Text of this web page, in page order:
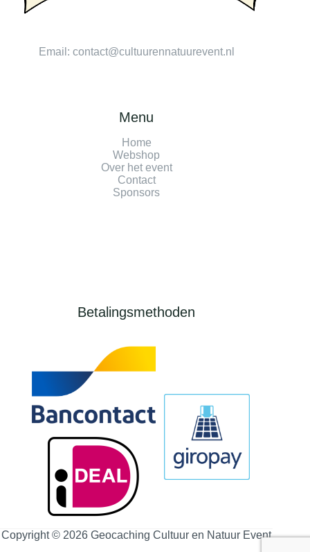
Email: contact@cultuurennatuurevent.nl
Menu
Home
Webshop
Over het event
Contact
Sponsors
Betalingsmethoden
Copyright © 2026 Geocaching Cultuur en Natuur Event